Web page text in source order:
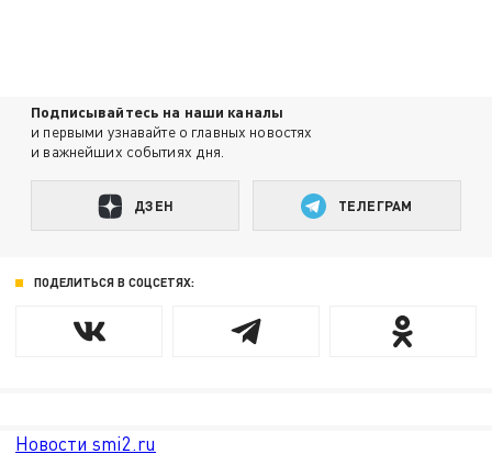
Подписывайтесь на наши каналы
и первыми узнавайте о главных новостях
и важнейших событиях дня.
ДЗЕН ТЕЛЕГРАМ
ПОДЕЛИТЬСЯ В СОЦСЕТЯХ:
Новости smi2.ru